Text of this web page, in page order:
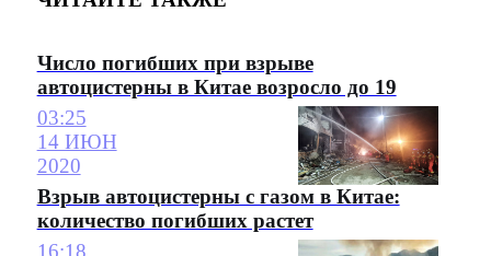
Число погибших при взрыве
автоцистерны в Китае возросло до 19
03:25
14 ИЮН
2020
Взрыв автоцистерны с газом в Китае:
количество погибших растет
16:18